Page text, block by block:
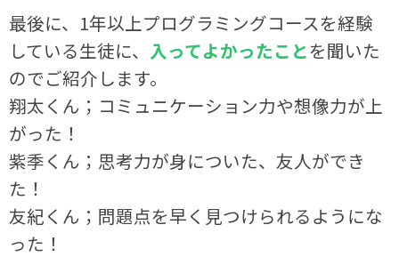
最後に、1年以上プログラミングコースを経験
している生徒に、 入ってよかったことを聞いた
のでご紹介します。
翔太くん；コミュニケーション力や想像力が上
がった！
紫季くん；思考力が身についた、友人ができ
た！
友紀くん；問題点を早く見つけられるようにな
った！